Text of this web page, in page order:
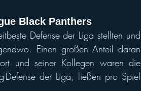
Black Panthers
Defense der Liga stellten und
Einen großen Anteil daran
und seiner Kollegen waren die
Defense der Liga, ließen pro Spiel